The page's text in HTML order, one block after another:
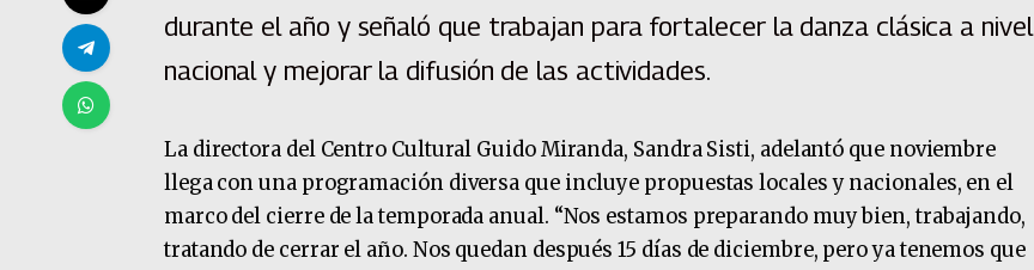
durante el año y señaló que trabajan para fortalecer la danza clásica a nivel
nacional y mejorar la difusión de las actividades.
La directora del Centro Cultural Guido Miranda, Sandra Sisti, adelantó que noviembre
llega con una programación diversa que incluye propuestas locales y nacionales, en el
marco del cierre de la temporada anual. “Nos estamos preparando muy bien, trabajando,
tratando de cerrar el año. Nos quedan después 15 días de diciembre, pero ya tenemos que